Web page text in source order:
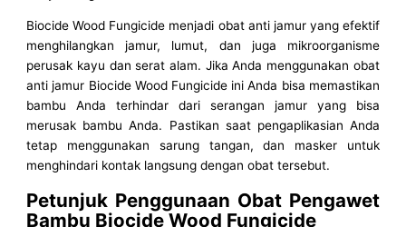
Biocide Wood Fungicide menjadi obat anti jamur yang efektif
menghilangkan jamur, lumut, dan juga mikroorganisme
perusak kayu dan serat alam. Jika Anda menggunakan obat
anti jamur Biocide Wood Fungicide ini Anda bisa memastikan
bambu Anda terhindar dari serangan jamur yang bisa
merusak bambu Anda. Pastikan saat pengaplikasian Anda
tetap menggunakan sarung tangan, dan masker untuk
menghindari kontak langsung dengan obat tersebut.
Petunjuk Penggunaan Obat Pengawet
Bambu Biocide Wood Fungicide